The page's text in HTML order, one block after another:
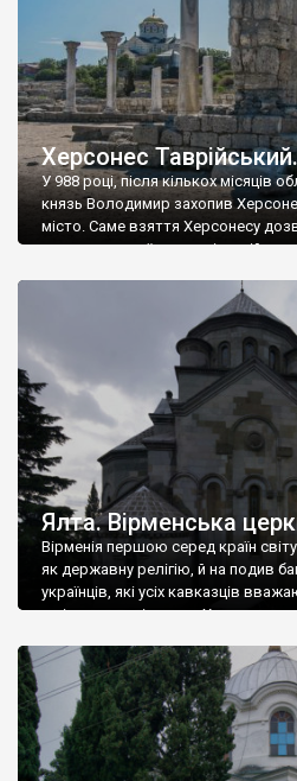
Херсонес
У 988 році, після кількох місяців
князь Володимир захопив
місто. Саме взяття Херсонесу
диктувати свої умови
Херсонесі Володимир-язичник,
А потім було Хрещення Русі. На
Ялта. Вірменська
Вірменія першою серед країн
як державну релігію, й на подив
українців, які усіх кавказців
є відданими вірянами Христа